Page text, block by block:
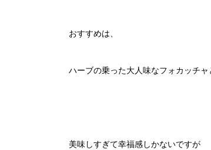
おすすめは、
ハーブの乗った大人味なフォカッチ
美味しすぎて幸福感しかないですが